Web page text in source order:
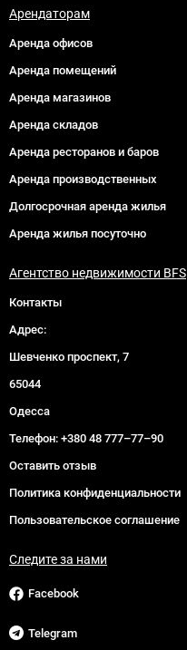
Арендаторам
Аренда офисов
Аренда помещений
Аренда магазинов
Аренда складов
Аренда ресторанов и баров
Аренда производственных
Долгосрочная аренда жилья
Аренда жилья посуточно
Агентство недвижимости BFS
Контакты
Адрес:
Шевченко проспект, 7
65044
Одесса
Телефон: +380 48 777–77–90
Оставить отзыв
Политика конфиденциальности
Пользовательское соглашение
Следите за нами
Facebook
Telegram